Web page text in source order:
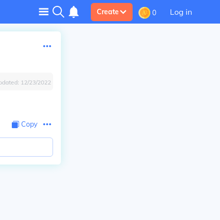
Create 0 Log in
12/23/2022
Copy